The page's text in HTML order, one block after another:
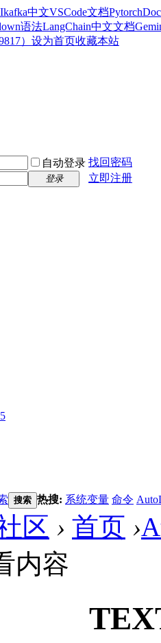
kafka中文VSCode文档Pytorch
语法LangChain中文文档
） 设为首页收藏本站
自动登录 找回密码
登录 立即注册
搜索 热搜: 系统变量 命令
区 › 首页 ›
内容